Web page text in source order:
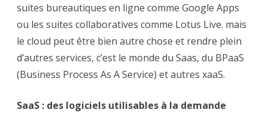
suites bureautiques en ligne comme Google Apps
ou les suites collaboratives comme Lotus Live. mais
le cloud peut être bien autre chose et rendre plein
d’autres services, c’est le monde du Saas, du BPaaS
(Business Process As A Service) et autres xaaS.
SaaS : des logiciels utilisables à la demande